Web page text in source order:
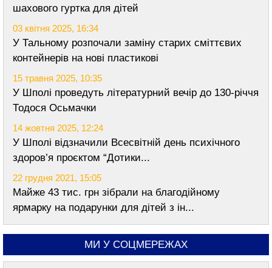
шахового гуртка для дітей
03 квітня 2025, 16:34
У Тальному розпочали заміну старих сміттєвих
контейнерів на нові пластикові
15 травня 2025, 10:35
У Шполі проведуть літературний вечір до 130-річчя
Тодося Осьмачки
14 жовтня 2025, 12:24
У Шполі відзначили Всесвітній день психічного
здоров’я проєктом “Дотики...
22 грудня 2021, 15:05
Майже 43 тис. грн зібрали на благодійному
ярмарку на подарунки для дітей з ін...
МИ У СОЦМЕРЕЖАХ